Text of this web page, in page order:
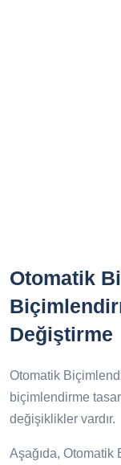
Otomatik
Değiştirme
Otomatik
biçimlendirme
değişiklikler vardır.
Aşağıda, Otomatik